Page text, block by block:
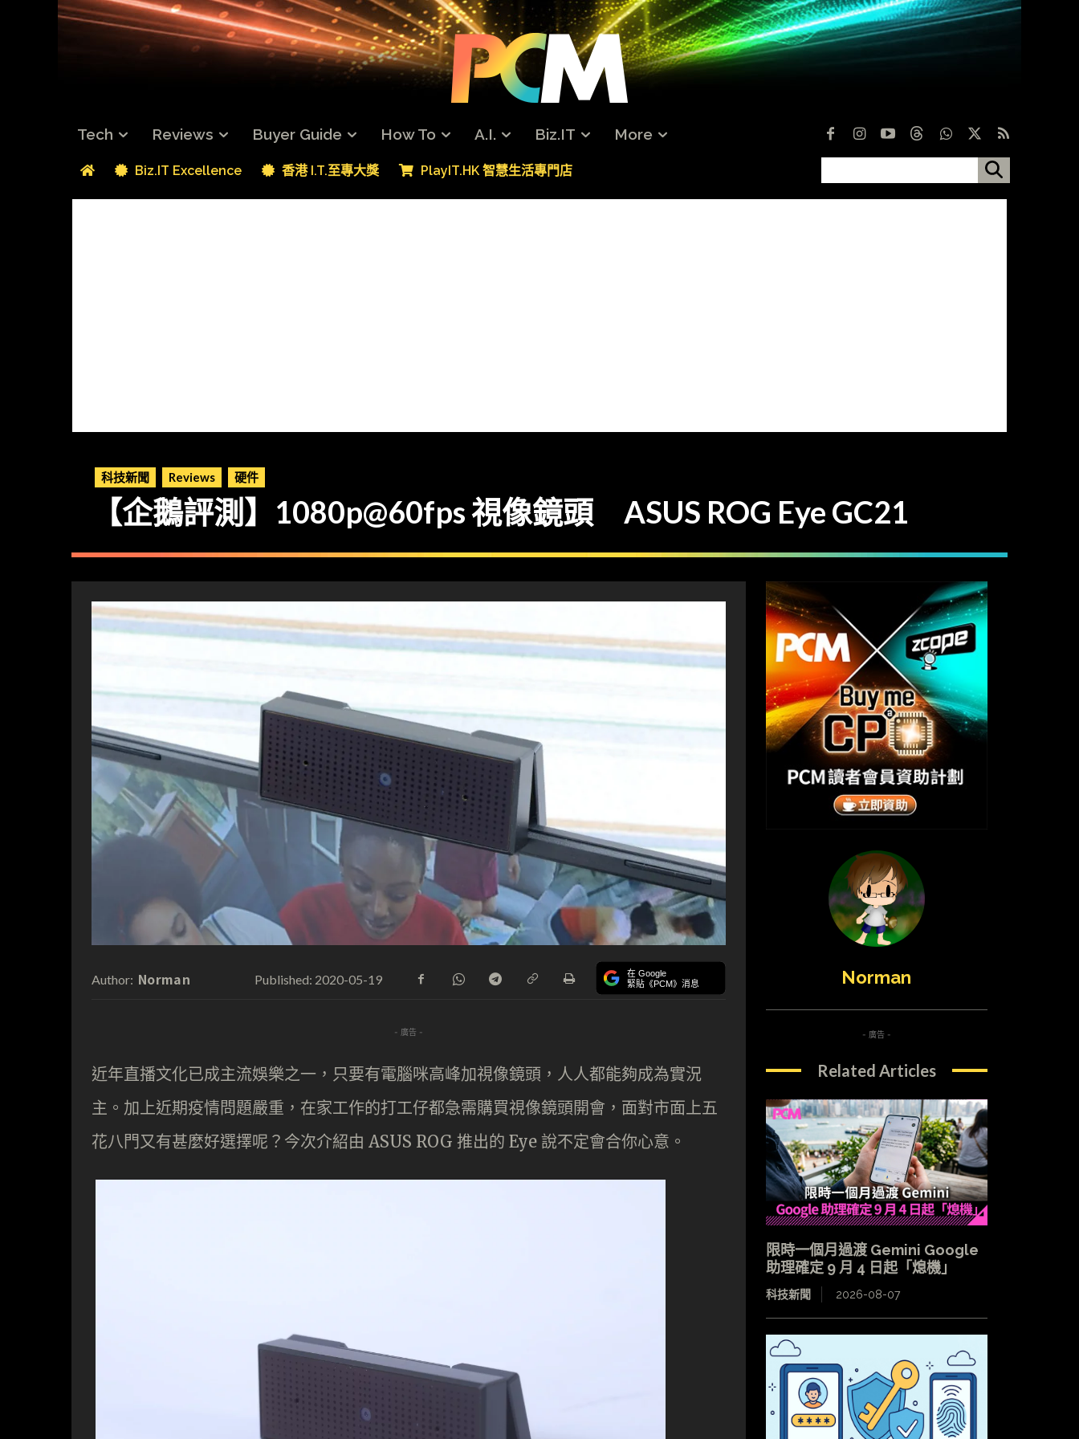
Tech Reviews Buyer Guide How To A.I. Biz.IT More
Biz.IT Excellence 香港 I.T.至專大獎 PlayIT.HK 智慧生活專門店
科技新聞 Reviews 硬件
【企鵝評測】1080p@60fps 視像鏡頭 ASUS ROG Eye GC21
Author: Norman Published: 2020-05-19 在 Google
緊貼《PCM》消息
- 廣告 -
近年直播文化已成主流娛樂之一，只要有電腦咪高峰加視像鏡頭，人人都能夠成為實況
主。加上近期疫情問題嚴重，在家工作的打工仔都急需購買視像鏡頭開會，面對市面上五
花八門又有甚麼好選擇呢？今次介紹由 ASUS ROG 推出的 Eye 說不定會合你心意。
Norman
- 廣告 -
Related Articles
限時一個月過渡 Gemini Google
助理確定 9 月 4 日起「熄機」
科技新聞 2026-08-07